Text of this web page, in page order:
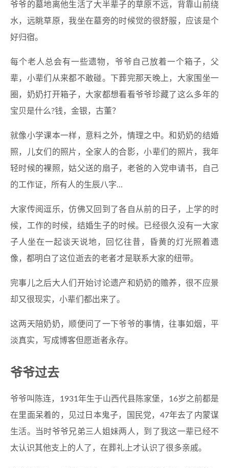
爷爷的墓地离他生活了大半辈子的草原不远，背靠山前绕
水，远眺草原，我坐在墓旁的时候觉的很舒服，应该是个
好归宿。
每个老人总会有一些遗物，爷爷自己放着一个箱子，父
辈，小辈们从来都不敢碰。下葬完那天晚上，大家围坐一
圈，奶奶打开箱子，大家都想看看爷爷珍藏了这么多年的
宝贝是什么?钱，金银，古董？
就像小学课本一样，意料之外，情理之中。和奶奶的结婚
照，儿女们的照片，全家人的合影，小辈们的照片，我年
轻时候的裸照，姑父送的扇子，老爸的入党申请书，自己
的工作证，所有人的生辰八字…
大家传阅逗乐，仿佛又回到了各自从前的日子，上学的时
候，工作的时候，结婚生子的时候。已经很久没有一大家
子人坐在一起谈天说地，回忆往昔，昏黄的灯光照着遗
像，都明白了这位逝去的老者才是联系大家的纽带。
完事儿之后大人们开始讨论遗产和奶奶的赡养，很不应景
却又很现实，小辈们都出来了。
这两天陪奶奶，顺便问了一下爷爷的事情，往事如烟，平
淡真实，写成博客但愿逝者永存。
爷爷过去
爷爷叫陈连，1931年生于山西代县陈家堡，16岁之前都是
在里面呆着的，见过日本鬼子，国民党，47年去了内蒙谋
生活。当时爷爷兄弟三人姐妹两人，到了我这一辈已经不
太认识其他支上的人了，在葬礼上才认识了很多亲戚。